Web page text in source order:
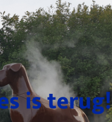
is terug!